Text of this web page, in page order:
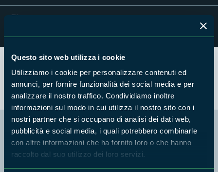
Questo sito web utilizza i cookie
Utilizziamo i cookie per personalizzare contenuti ed
annunci, per fornire funzionalità dei social media e per
analizzare il nostro traffico. Condividiamo inoltre
informazioni sul modo in cui utilizza il nostro sito con i
nostri partner che si occupano di analisi dei dati web,
pubblicità e social media, i quali potrebbero combinarle
con altre informazioni che ha fornito loro o che hanno
raccolto dal suo utilizzo dei loro servizi.
Filtra per
Risultati trovati:0
Nessun risultato trovato
Segui i nostri social ufficiali